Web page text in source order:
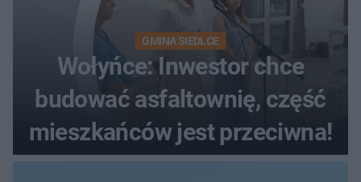
GMINA SIEDLCE
Wołyńce: Inwestor chce
budować asfaltownię, część
mieszkańców jest przeciwna!